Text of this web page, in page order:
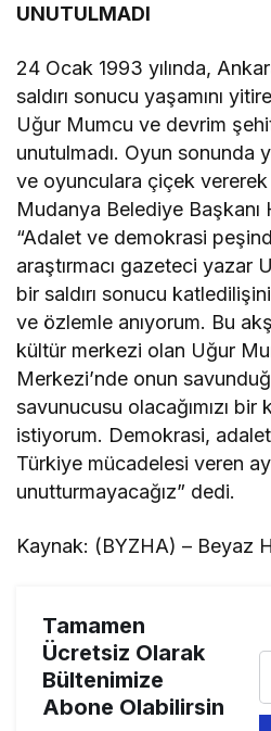
UNUTULMADI
24 Ocak 1993 yılında,
saldırı sonucu yaşamını
Uğur Mumcu ve devrim
unutulmadı. Oyun sonunda
ve oyunculara çiçek
Mudanya Belediye Başkanı
“Adalet ve demokrasi
araştırmacı gazeteci yazar
bir saldırı sonucu
ve özlemle anıyorum. Bu
kültür merkezi olan Uğur
Merkezi’nde onun
savunucusu olacağımızı
istiyorum. Demokrasi,
Türkiye mücadelesi veren
unutturmayacağız” dedi.
Kaynak: (BYZHA) – Beyaz
Tamamen
Ücretsiz Olarak
Bültenimize
Abone Olabilirsin